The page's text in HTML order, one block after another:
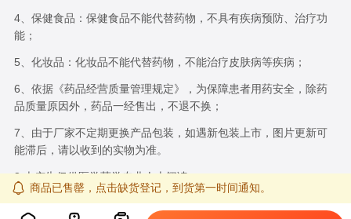
4、保健食品：保健食品不能代替药物，不具有疾病预防、治疗功
能；
5、化妆品：化妆品不能代替药物，不能治疗皮肤病等疾病；
6、依据《药品经营质量管理规定》，为保障患者用药安全，除药
品质量原因外，药品一经售出，不退不换；
7、由于厂家不定期更换产品包装，如遇新包装上市，图片更新可
能滞后，请以收到的实物为准。
8.本广告仅供医学药学专业人士阅读
商品已售罄，点击缺货登记，到货第一时间通知。